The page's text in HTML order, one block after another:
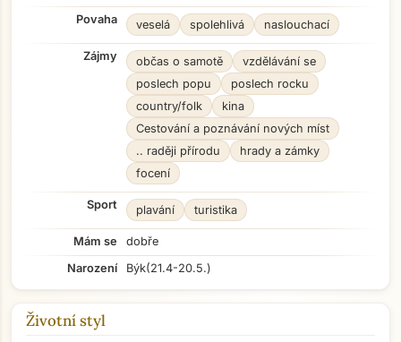
Povaha veselá spolehlivá naslouchací
Zájmy občas o samotě
vzdělávání se
poslech popu
poslech rocku
country/folk
kina
Cestování a poznávání nových míst
.. raději přírodu
hrady a zámky
focení
Sport plavání turistika
Mám se
dobře
Narození
Býk(21.4-20.5.)
Životní styl